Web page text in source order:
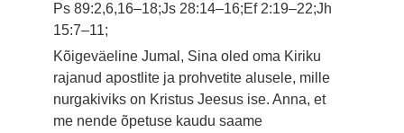
Ps 89:2,6,16–18;Js 28:14–16;Ef 2:19–22;Jh
15:7–11;
Kõigeväeline Jumal, Sina oled oma Kiriku
rajanud apostlite ja prohvetite alusele, mille
nurgakiviks on Kristus Jeesus ise. Anna, et
me nende õpetuse kaudu saame